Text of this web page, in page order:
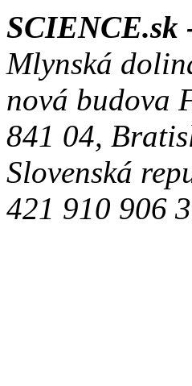
SCIENCE.sk
Mlynská
nová budova
841 04,
Slovenská
421 910 906